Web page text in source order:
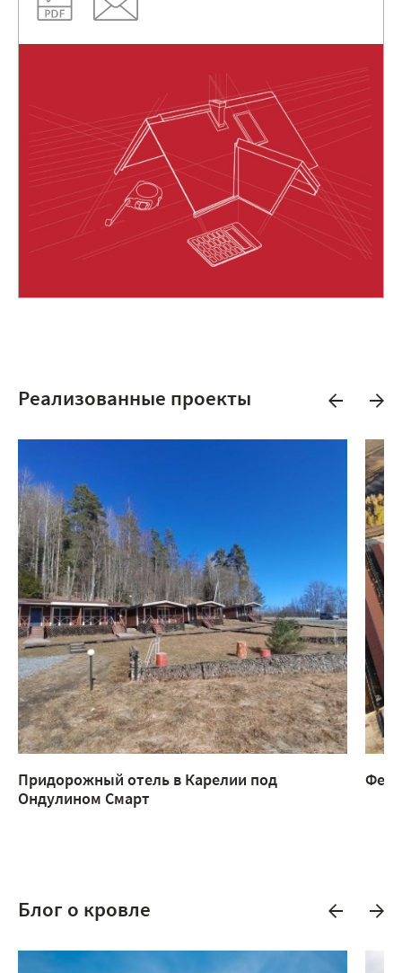
Реализованные проекты
Придорожный отель в Карелии под
Ондулином Смарт
Блог о кровле